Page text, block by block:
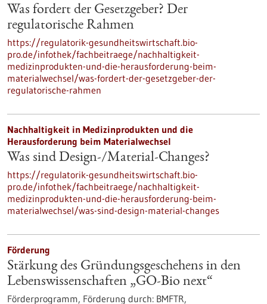
Was fordert der Gesetzgeber? Der
regulatorische Rahmen
https://regulatorik-gesundheitswirtschaft.bio-
pro.de/infothek/fachbeitraege/nachhaltigkeit-
medizinprodukten-und-die-herausforderung-beim-
materialwechsel/was-fordert-der-gesetzgeber-der-
regulatorische-rahmen
Nachhaltigkeit in Medizinprodukten und die
Herausforderung beim Materialwechsel
Was sind Design-/Material-Changes?
https://regulatorik-gesundheitswirtschaft.bio-
pro.de/infothek/fachbeitraege/nachhaltigkeit-
medizinprodukten-und-die-herausforderung-beim-
materialwechsel/was-sind-design-material-changes
Förderung
Stärkung des Gründungsgeschehens in den
Lebenswissenschaften „GO-Bio next“
Förderprogramm, Förderung durch: BMFTR,